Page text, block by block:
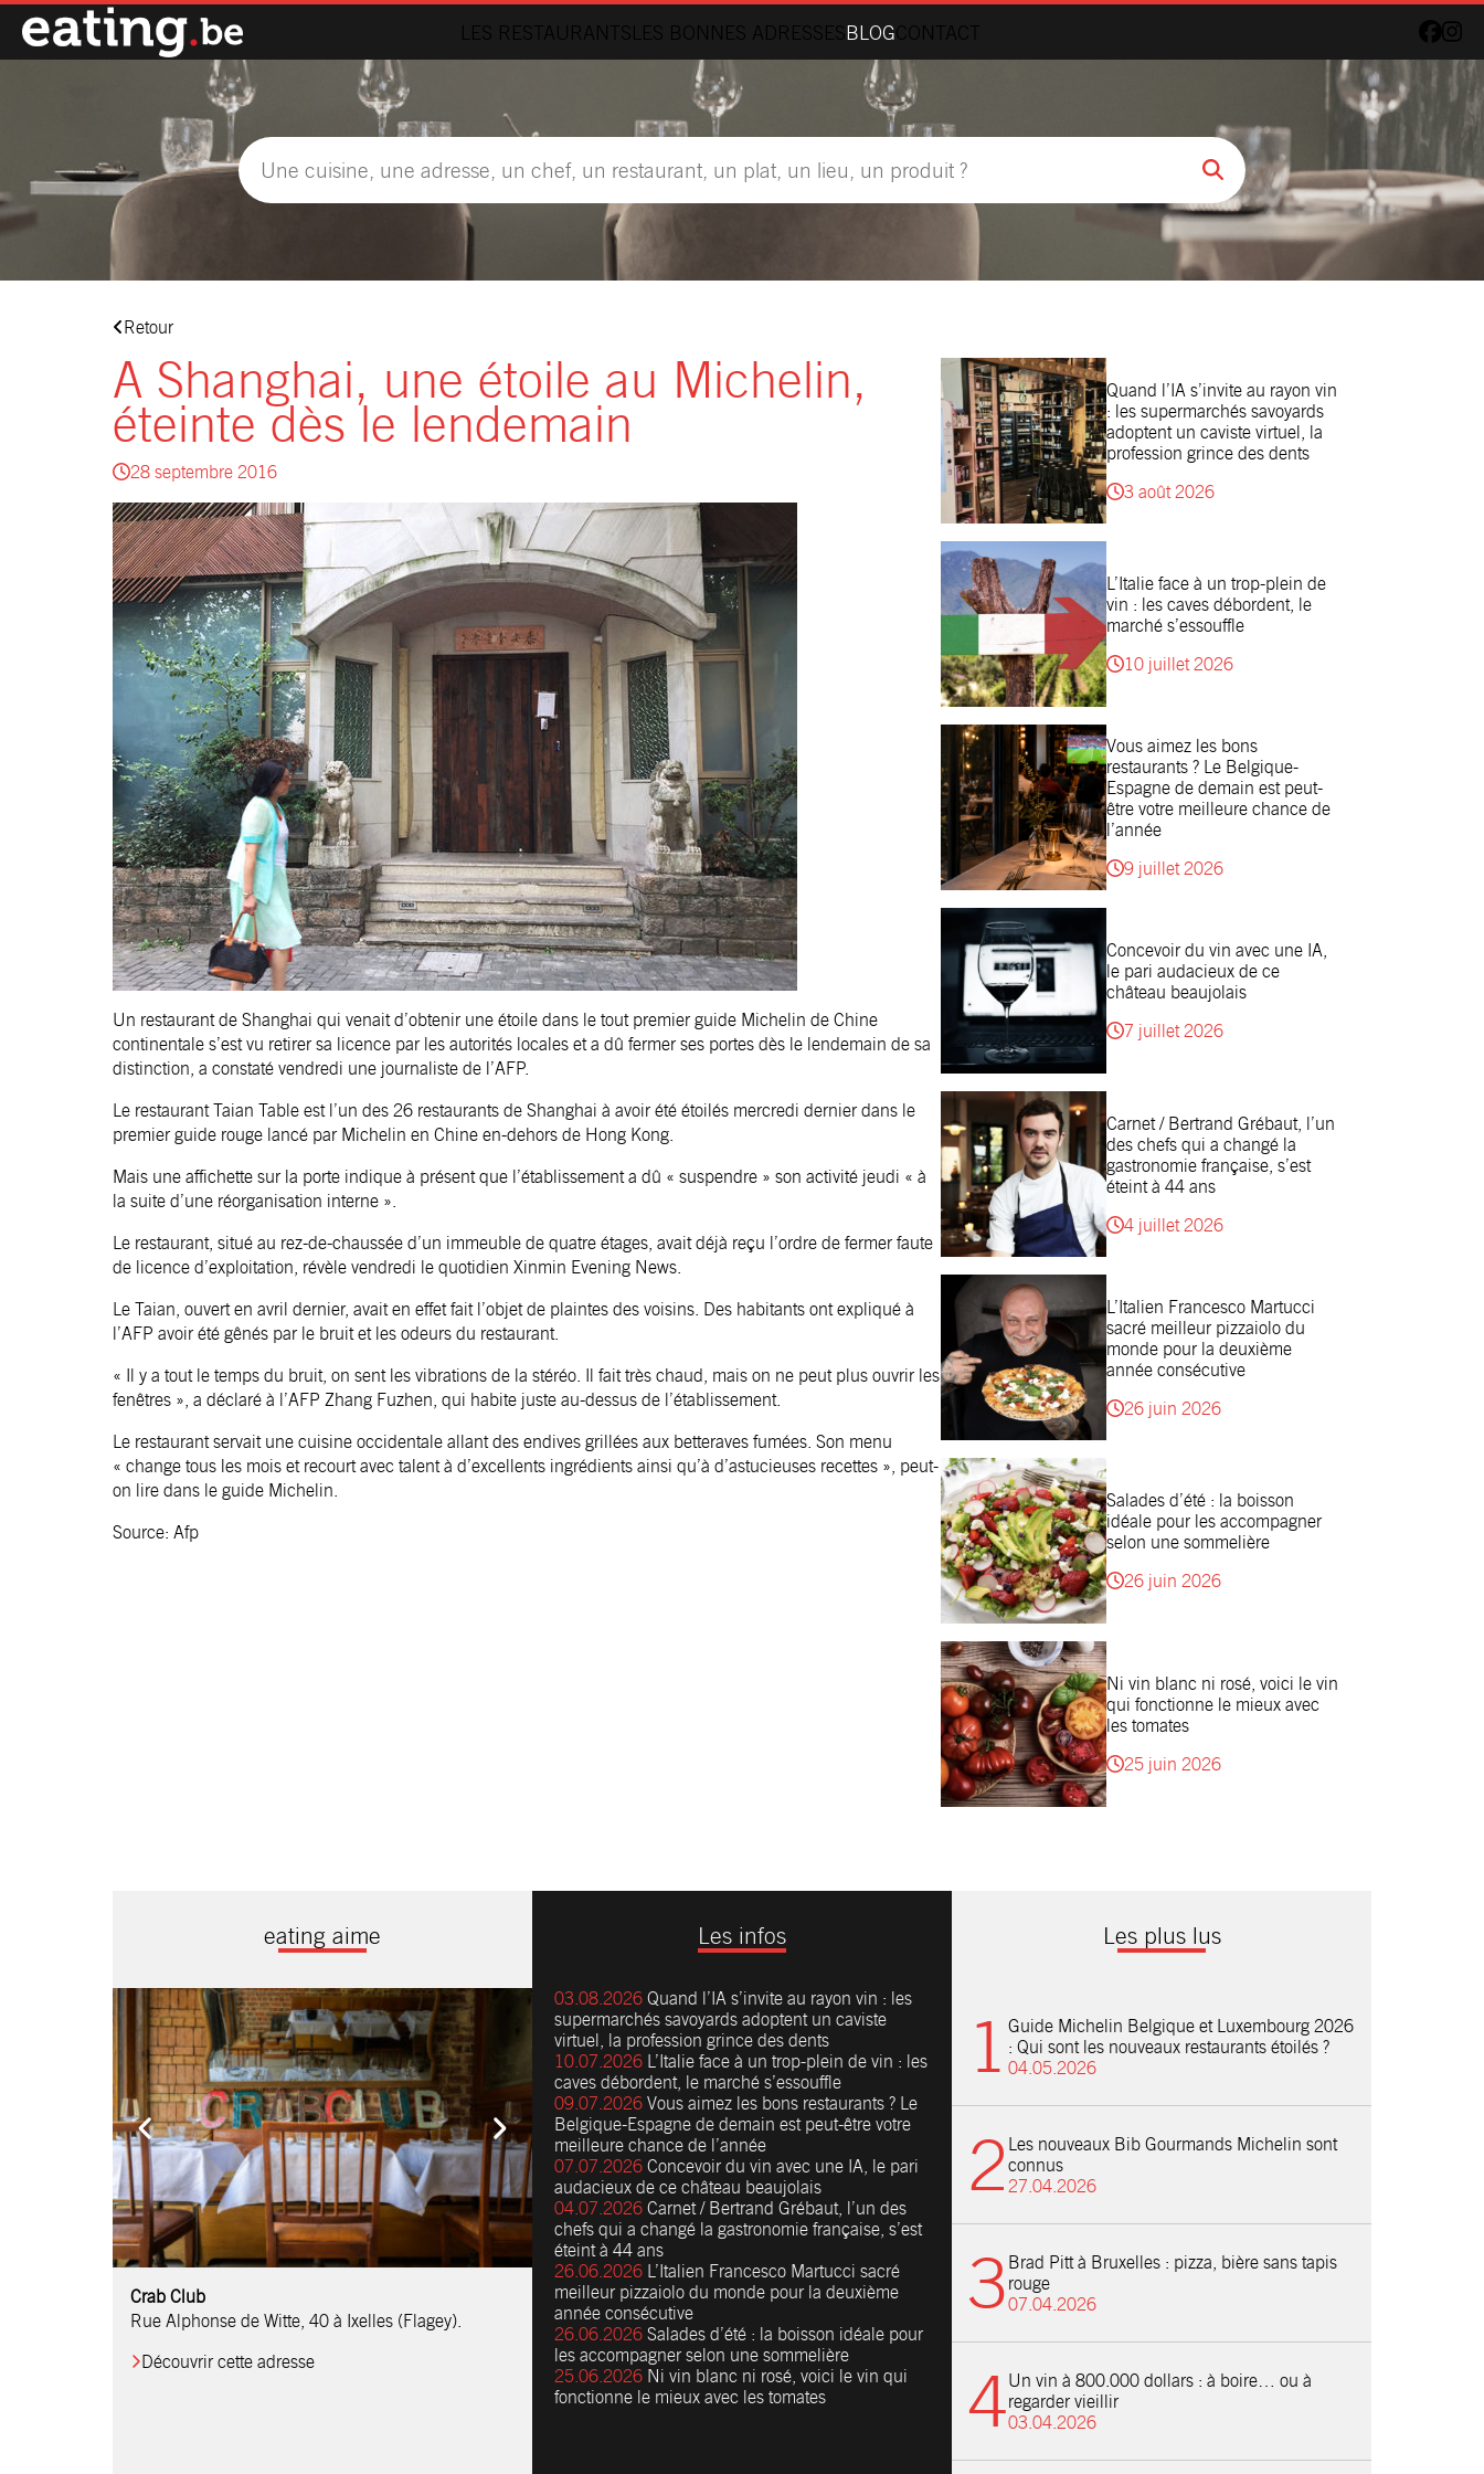
LES RESTAURANTSLES BONNES ADRESSESBLOGCONTACT
Retour
A Shanghai, une étoile au Michelin,
éteinte dès le lendemain
28 septembre 2016
Un restaurant de Shanghai qui venait d’obtenir une étoile dans le tout premier guide Michelin de Chine
continentale s’est vu retirer sa licence par les autorités locales et a dû fermer ses portes dès le lendemain de sa
distinction, a constaté vendredi une journaliste de l’AFP.
Le restaurant Taian Table est l’un des 26 restaurants de Shanghai à avoir été étoilés mercredi dernier dans le
premier guide rouge lancé par Michelin en Chine en-dehors de Hong Kong.
Mais une affichette sur la porte indique à présent que l’établissement a dû « suspendre » son activité jeudi « à
la suite d’une réorganisation interne ».
Le restaurant, situé au rez-de-chaussée d’un immeuble de quatre étages, avait déjà reçu l’ordre de fermer faute
de licence d’exploitation, révèle vendredi le quotidien Xinmin Evening News.
Le Taian, ouvert en avril dernier, avait en effet fait l’objet de plaintes des voisins. Des habitants ont expliqué à
l’AFP avoir été gênés par le bruit et les odeurs du restaurant.
« Il y a tout le temps du bruit, on sent les vibrations de la stéréo. Il fait très chaud, mais on ne peut plus ouvrir les
fenêtres », a déclaré à l’AFP Zhang Fuzhen, qui habite juste au-dessus de l’établissement.
Le restaurant servait une cuisine occidentale allant des endives grillées aux betteraves fumées. Son menu
« change tous les mois et recourt avec talent à d’excellents ingrédients ainsi qu’à d’astucieuses recettes », peut-
on lire dans le guide Michelin.
Source: Afp
Quand l’IA s’invite au rayon vin
: les supermarchés savoyards
adoptent un caviste virtuel, la
profession grince des dents
3 août 2026
L’Italie face à un trop-plein de
vin : les caves débordent, le
marché s’essouffle
10 juillet 2026
Vous aimez les bons
restaurants ? Le Belgique-
Espagne de demain est peut-
être votre meilleure chance de
l’année
9 juillet 2026
Concevoir du vin avec une IA,
le pari audacieux de ce
château beaujolais
7 juillet 2026
Carnet / Bertrand Grébaut, l’un
des chefs qui a changé la
gastronomie française, s’est
éteint à 44 ans
4 juillet 2026
L’Italien Francesco Martucci
sacré meilleur pizzaiolo du
monde pour la deuxième
année consécutive
26 juin 2026
Salades d’été : la boisson
idéale pour les accompagner
selon une sommelière
26 juin 2026
Ni vin blanc ni rosé, voici le vin
qui fonctionne le mieux avec
les tomates
25 juin 2026
eating aime
Comptoir Chouchou
Crab Club
Rue Alphonse de Witte, 40 à Ixelles (Flagey).
Découvrir cette adresse
OM Restaurant
Table & Comptoir
Le Relais d’Orti
Studio 97
Löctave Restaurant
F-eat Restaurant
L’Art des Mets
Restaurant Harmonie
La Table de Jean
Les infos
03.08.2026 Quand l’IA s’invite au rayon vin : les
supermarchés savoyards adoptent un caviste
virtuel, la profession grince des dents
10.07.2026 L’Italie face à un trop-plein de vin : les
caves débordent, le marché s’essouffle
09.07.2026 Vous aimez les bons restaurants ? Le
Belgique-Espagne de demain est peut-être votre
meilleure chance de l’année
07.07.2026 Concevoir du vin avec une IA, le pari
audacieux de ce château beaujolais
04.07.2026 Carnet / Bertrand Grébaut, l’un des
chefs qui a changé la gastronomie française, s’est
éteint à 44 ans
26.06.2026 L’Italien Francesco Martucci sacré
meilleur pizzaiolo du monde pour la deuxième
année consécutive
26.06.2026 Salades d’été : la boisson idéale pour
les accompagner selon une sommelière
25.06.2026 Ni vin blanc ni rosé, voici le vin qui
fonctionne le mieux avec les tomates
Les plus lus
Guide Michelin Belgique et Luxembourg 2026
: Qui sont les nouveaux restaurants étoilés ?
04.05.2026
Les nouveaux Bib Gourmands Michelin sont
connus
27.04.2026
Brad Pitt à Bruxelles : pizza, bière sans tapis
rouge
07.04.2026
Un vin à 800.000 dollars : à boire… ou à
regarder vieillir
03.04.2026